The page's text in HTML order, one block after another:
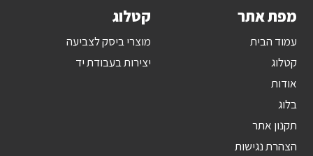
מפת אתר
עמוד הבית
קטלוג
אודות
בלוג
תקנון אתר
הצהרת נגישות
קטלוג
מוצרי ביסק לצביעה
יצירות בעבודת יד